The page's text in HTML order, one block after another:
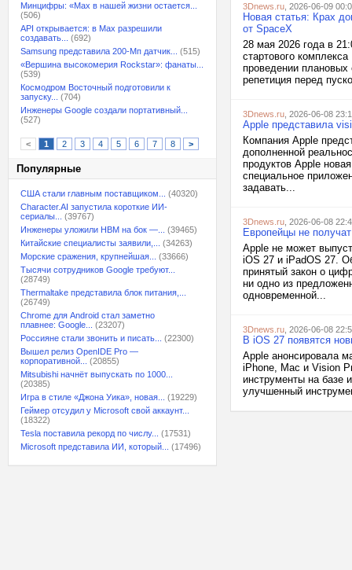
Минцифры: «Max в нашей жизни остается...
(506)
API открывается: в Max разрешили
создавать...
(692)
Samsung представила 200-Мп датчик...
(515)
«Вершина высокомерия Rockstar»: фанаты...
(539)
Космодром Восточный подготовили к
запуску...
(704)
Инженеры Google создали портативный...
(527)
< 1 2 3 4 5 6 7 8 >
Популярные
США стали главным поставщиком...
(40320)
Character.AI запустила короткие ИИ-
сериалы...
(39767)
Инженеры уложили HBM на бок —...
(39465)
Китайские специалисты заявили,...
(34263)
Морские сражения, крупнейшая...
(33666)
Тысячи сотрудников Google требуют...
(28749)
Thermaltake представила блок питания,...
(26749)
Chrome для Android стал заметно
плавнее: Google...
(23207)
Россияне стали звонить и писать...
(22300)
Вышел релиз OpenIDE Pro —
корпоративной...
(20855)
Mitsubishi начнёт выпускать по 1000...
(20385)
Игра в стиле «Джона Уика», новая...
(19229)
Геймер отсудил у Microsoft свой аккаунт...
(18322)
Tesla поставила рекорд по числу...
(17531)
Microsoft представила ИИ, который...
(17496)
3Dnews.ru , 2026-06-09
Новая статья: Крах
от SpaceX
28 мая 2026 года в
стартового
проведении плановых
репетиция перед
3Dnews.ru , 2026-06-08
Apple представила
Компания Apple
дополненной
продуктов Apple
специальное
задавать...
3Dnews.ru , 2026-06-08
Европейцы не
Apple не может
iOS 27 и iPadOS 27.
принятый закон о
ни одно из
одновременной...
3Dnews.ru , 2026-06-08
В iOS 27 появятся
Apple анонсировала
iPhone, Mac и Vision
инструменты на базе
улучшенный